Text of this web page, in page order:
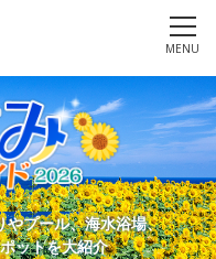
MENU
やプール、海水浴場、
ットを大紹介